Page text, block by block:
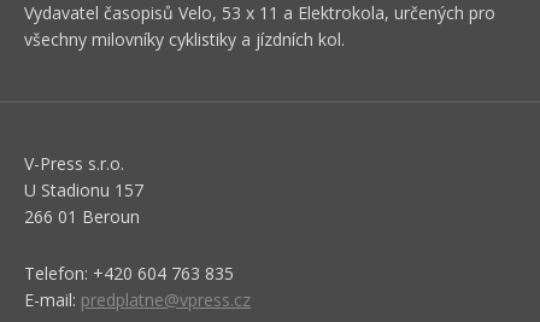
Vydavatel časopisů Velo, 53 x 11 a Elektrokola, určených pro
všechny milovníky cyklistiky a jízdních kol.
V-Press s.r.o.
U Stadionu 157
266 01 Beroun
Telefon: +420 604 763 835
E-mail: predplatne@vpress.cz